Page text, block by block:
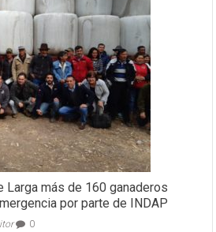
Larga más de 160 ganaderos
por parte de INDAP
0